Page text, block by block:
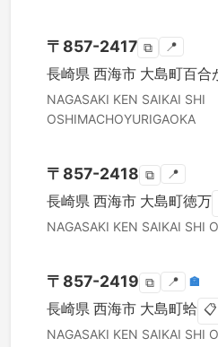
〒 857-2417 ⧉ 📍
長崎県 西海市 大島町百合
NAGASAKI KEN SAIKAI SHI
OSHIMACHOYURIGAOKA
〒 857-2418 ⧉ 📍
長崎県 西海市 大島町徳万
NAGASAKI KEN SAIKAI SHI
〒 857-2419 ⧉ 📍 🏣
長崎県 西海市 大島町蛤 📋
NAGASAKI KEN SAIKAI SHI